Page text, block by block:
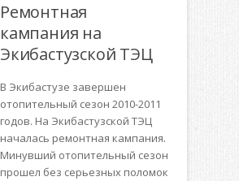
Ремонтная
кампания на
Экибастузской ТЭЦ
В Экибастузе завершен
отопительный сезон 2010-2011
годов. На Экибастузской ТЭЦ
началась ремонтная кампания.
Минувший отопительный сезон
прошел без серьезных поломок